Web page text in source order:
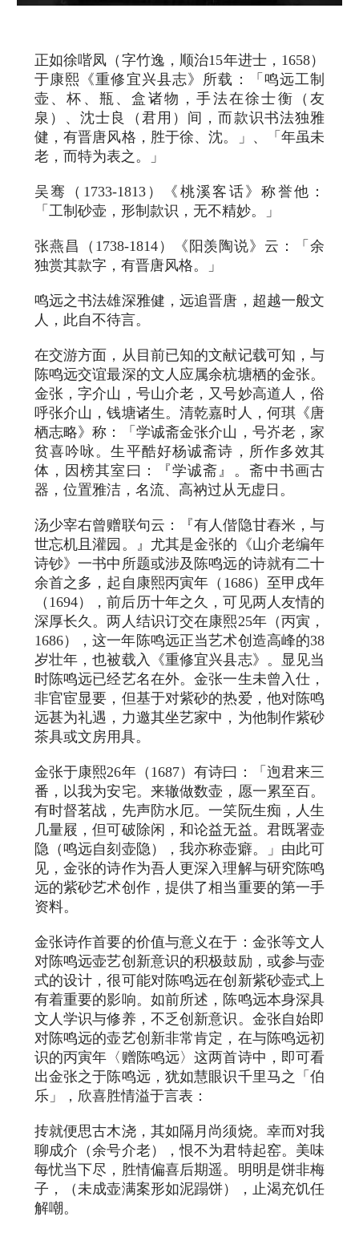
正如徐喈凤（字竹逸，顺治15年进士，1658）
于康熙《重修宜兴县志》所载：「鸣远工制
壶、杯、瓶、盒诸物，手法在徐士衡（友
泉）、沈士良（君用）间，而款识书法独雅
健，有晋唐风格，胜于徐、沈。」、「年虽未
老，而特为表之。」
吴骞（1733-1813）《桃溪客话》称誉他：
「工制砂壶，形制款识，无不精妙。」
张燕昌（1738-1814）《阳羡陶说》云：「余
独赏其款字，有晋唐风格。」
鸣远之书法雄深雅健，远追晋唐，超越一般文
人，此自不待言。
在交游方面，从目前已知的文献记载可知，与
陈鸣远交谊最深的文人应属余杭塘栖的金张。
金张，字介山，号山介老，又号妙高道人，俗
呼张介山，钱塘诸生。清乾嘉时人，何琪《唐
栖志略》称：「学诚斋金张介山，号岕老，家
贫喜吟咏。生平酷好杨诚斋诗，所作多效其
体，因榜其室曰：『学诚斋』。斋中书画古
器，位置雅洁，名流、高衲过从无虚日。
汤少宰右曾赠联句云：『有人偕隐甘舂米，与
世忘机且灌园。』尤其是金张的《山介老编年
诗钞》一书中所题或涉及陈鸣远的诗就有二十
余首之多，起自康熙丙寅年（1686）至甲戌年
（1694），前后历十年之久，可见两人友情的
深厚长久。两人结识订交在康熙25年（丙寅，
1686），这一年陈鸣远正当艺术创造高峰的38
岁壮年，也被载入《重修宜兴县志》。显见当
时陈鸣远已经艺名在外。金张一生未曾入仕，
非官宦显要，但基于对紫砂的热爱，他对陈鸣
远甚为礼遇，力邀其坐艺家中，为他制作紫砂
茶具或文房用具。
金张于康熙26年（1687）有诗曰：「迿君来三
番，以我为安宅。来辙做数壶，愿一累至百。
有时督茗战，先声防水厄。一笑阮生痴，人生
几量屐，但可破除闲，和论益无益。君既署壶
隐（鸣远自刻壶隐），我亦称壶癖。」由此可
见，金张的诗作为吾人更深入理解与研究陈鸣
远的紫砂艺术创作，提供了相当重要的第一手
资料。
金张诗作首要的价值与意义在于：金张等文人
对陈鸣远壶艺创新意识的积极鼓励，或参与壶
式的设计，很可能对陈鸣远在创新紫砂壶式上
有着重要的影响。如前所述，陈鸣远本身深具
文人学识与修养，不乏创新意识。金张自始即
对陈鸣远的壶艺创新非常肯定，在与陈鸣远初
识的丙寅年〈赠陈鸣远〉这两首诗中，即可看
出金张之于陈鸣远，犹如慧眼识千里马之「伯
乐」，欣喜胜情溢于言表：
抟就便思古木浇，其如隔月尚须烧。幸而对我
聊成介（余号介老），恨不为君特起窑。美味
每忧当下尽，胜情偏喜后期遥。明明是饼非梅
子，（未成壶满案形如泥蹋饼），止渴充饥任
解嘲。